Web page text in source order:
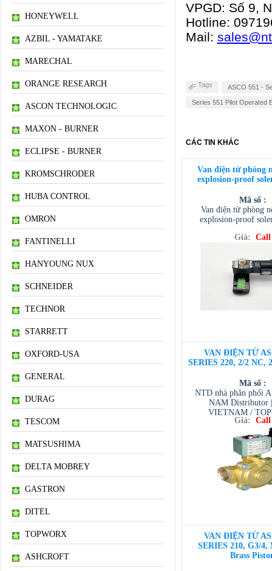
HONEYWELL
AZBIL - YAMATAKE
MARECHAL
ORANGE RESEARCH
ASCON TECHNOLOGIC
MAXON - BURNER
ECLIPSE - BURNER
KROMSCHRODER
HUBA CONTROL
OMRON
FANTINELLI
HANYOUNG NUX
SCHNEIDER
TECHNOR
STARRETT
OXFORD-USA
GENERAL
DURAG
TESCOM
MATSUSHIMA
DELTA MOBREY
GASTRON
DITEL
TOPWORX
ASHCROFT
VPGD: Số 9,
Hotline:
Mail:
Tags ASCO 551 -
Series 551 Pilot Operated
CÁC TIN KHÁC
Van điện từ phòng
explosion-proof
Mã số :
Van điện từ phòng
explosion-proof
Giá: Call
VAN ĐIỆN TỪ
SERIES 220, 2/2 NC,
Mã số :
NTD nhà phân phối
NAM Distributor
VIETNAM /
VIETNAM /
/ TESCOM
Giá: Call
VAN ĐIỆN TỪ
SERIES 210, G3/4,
Brass